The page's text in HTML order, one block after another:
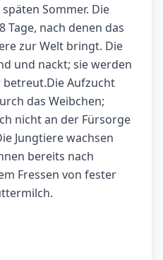
Sommer. Die
Tage, nach denen das
zur Welt bringt. Die
und nackt; sie werden
Aufzucht
das Weibchen;
nicht an der Fürsorge
Jungtiere wachsen
bereits nach
Fressen von fester